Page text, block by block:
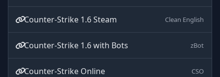
Counter-Strike 1.6 Steam Clean English
Counter-Strike 1.6 with Bots zBot
Counter-Strike Online CSO